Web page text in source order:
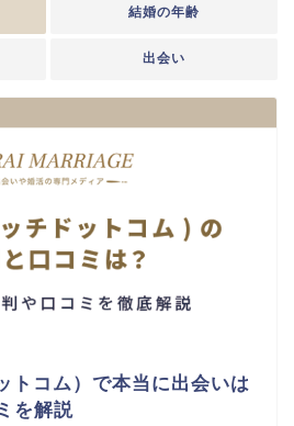
結婚の年齢
出会い
トコム）で本当に出会いは
を解説